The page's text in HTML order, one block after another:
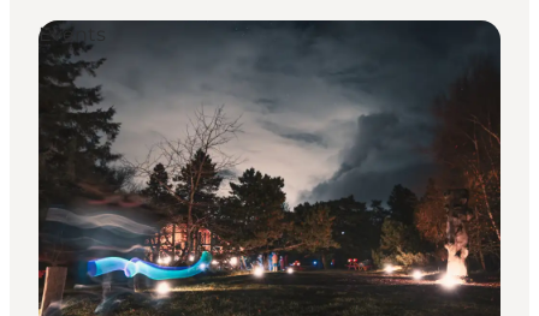
Events